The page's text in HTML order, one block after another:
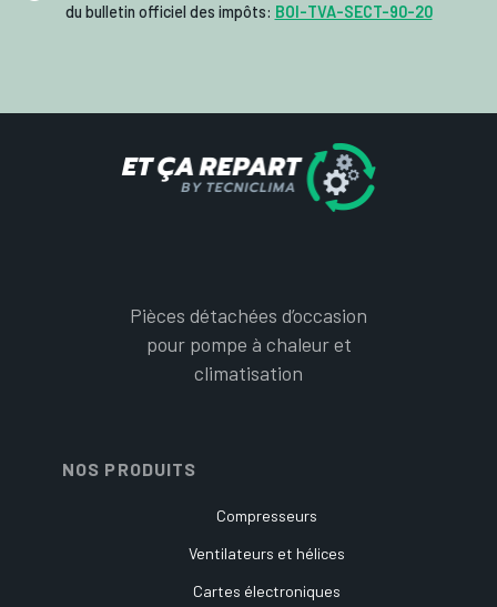
du bulletin officiel des impôts: BOI-TVA-SECT-90-20
Pièces détachées d’occasion
pour pompe à chaleur et
climatisation
NOS PRODUITS
Compresseurs
Ventilateurs et hélices
Cartes électroniques